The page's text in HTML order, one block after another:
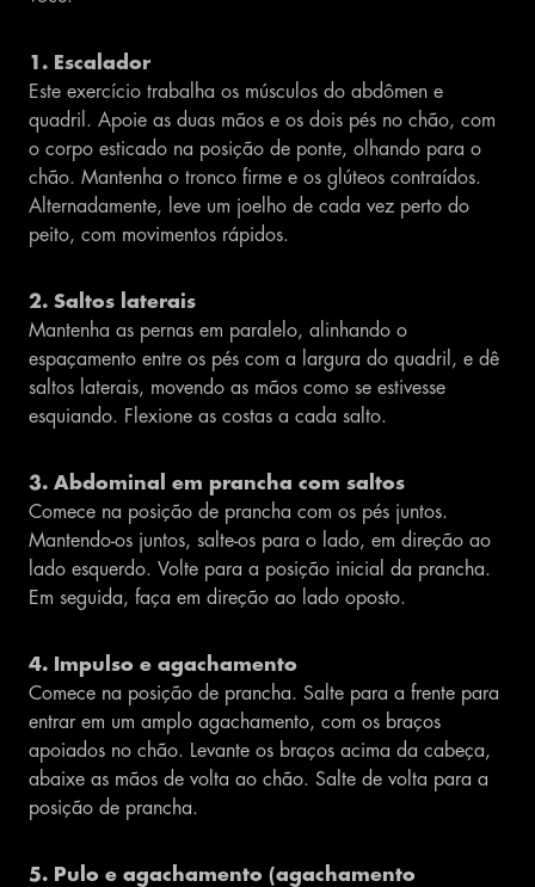
1. Escalador
Este exercício trabalha os músculos do abdômen e
quadril. Apoie as duas mãos e os dois pés no chão, com
o corpo esticado na posição de ponte, olhando para o
chão. Mantenha o tronco firme e os glúteos contraídos.
Alternadamente, leve um joelho de cada vez perto do
peito, com movimentos rápidos.
2. Saltos laterais
Mantenha as pernas em paralelo, alinhando o
espaçamento entre os pés com a largura do quadril, e dê
saltos laterais, movendo as mãos como se estivesse
esquiando. Flexione as costas a cada salto.
3. Abdominal em prancha com saltos
Comece na posição de prancha com os pés juntos.
Mantendo-os juntos, salte-os para o lado, em direção ao
lado esquerdo. Volte para a posição inicial da prancha.
Em seguida, faça em direção ao lado oposto.
4. Impulso e agachamento
Comece na posição de prancha. Salte para a frente para
entrar em um amplo agachamento, com os braços
apoiados no chão. Levante os braços acima da cabeça,
abaixe as mãos de volta ao chão. Salte de volta para a
posição de prancha.
5. Pulo e agachamento (agachamento